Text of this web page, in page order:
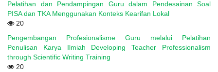
Pelatihan dan Pendampingan Guru dalam Pendesainan Soal
PISA dan TKA Menggunakan Konteks Kearifan Lokal
20
Pengembangan Profesionalisme Guru melalui Pelatihan
Penulisan Karya Ilmiah Developing Teacher Professionalism
through Scientific Writing Training
20